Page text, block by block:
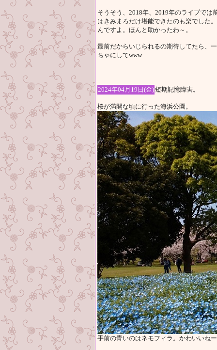
そうそう、2018年、2019年のライブで
はきみまろだけ堪能できたのも楽でした
んですよ。ほんと助かったわ～。
最前だからいじられるの期待してたら、
ちゃにしてwww
2024年04月19日(金)短期記憶障害。
桜が満開な頃に行った海浜公園。
手前の青いのはネモフィラ。かわいいね